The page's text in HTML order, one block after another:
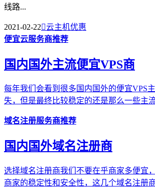
线路...
2021-02-22云主机优惠
便宜云服务商推荐
国内国外主流便宜VPS商
每年我们会看到很多国内国外的便宜VPS
失，但是最终比较稳定的还是那么一些主
域名注册服务商推荐
国内国外域名注册商
选择域名注册商我们不要在乎商家多便宜
商家的稳定性和安全性，这几个域名注册